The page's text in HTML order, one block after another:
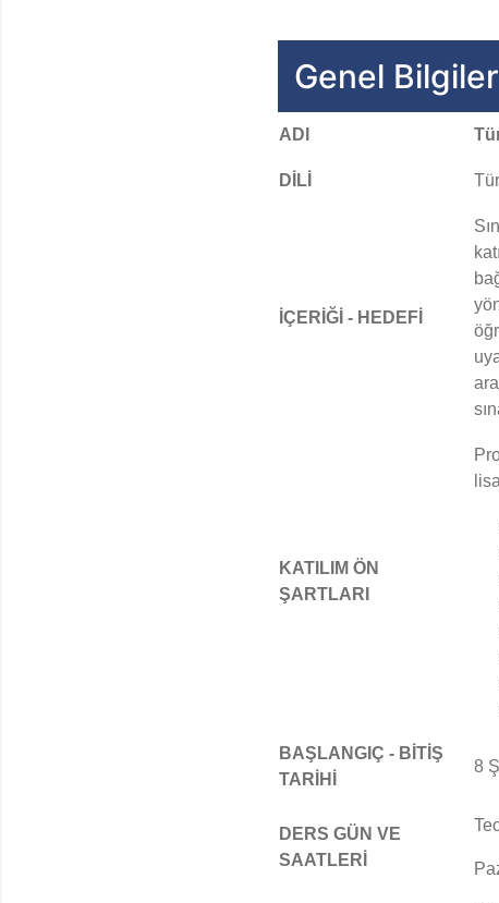
Genel Bilgiler
ADI
DİLİ
İÇERİĞİ - HEDEFİ
KATILIM ÖN
ŞARTLARI
BAŞLANGIÇ - BİTİŞ
TARİHİ
8
DERS GÜN VE
SAATLERİ